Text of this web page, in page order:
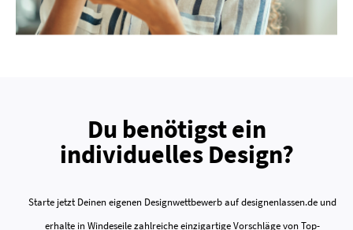
Du benötigst ein
individuelles Design?
Starte jetzt Deinen eigenen Designwettbewerb auf designenlassen.de und
erhalte in Windeseile zahlreiche einzigartige Vorschläge von Top-